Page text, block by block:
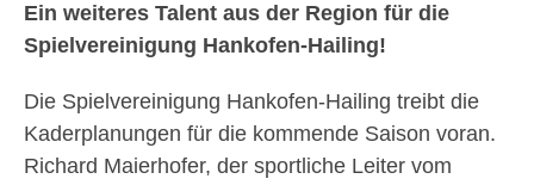
Ein weiteres Talent aus der Region für die
Spielvereinigung Hankofen-Hailing!
Die Spielvereinigung Hankofen-Hailing treibt die
Kaderplanungen für die kommende Saison voran.
Richard Maierhofer, der sportliche Leiter vom